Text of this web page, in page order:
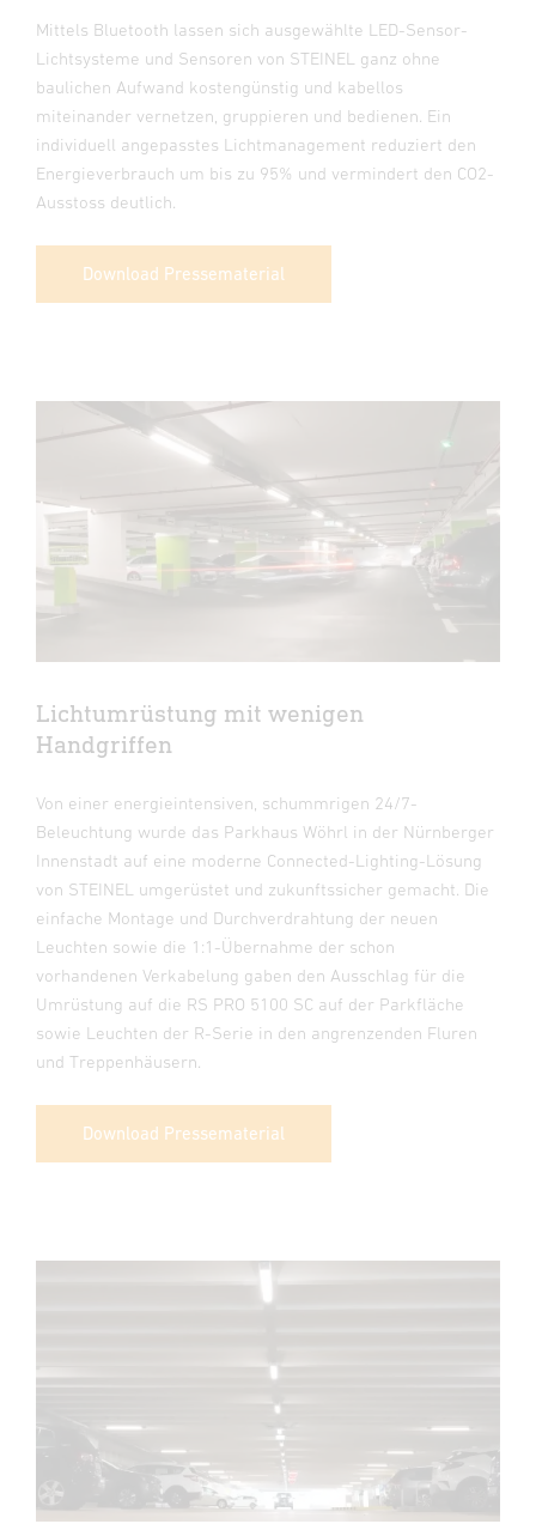
Mittels Bluetooth lassen sich ausgewählte LED-Sensor-
Lichtsysteme und Sensoren von STEINEL ganz ohne
baulichen Aufwand kostengünstig und kabellos
miteinander vernetzen, gruppieren und bedienen. Ein
individuell angepasstes Lichtmanagement reduziert den
Energieverbrauch um bis zu 95% und vermindert den CO2-
Ausstoss deutlich.
Download Pressematerial
Lichtumrüstung mit wenigen
Handgriffen
Von einer energieintensiven, schummrigen 24/7-
Beleuchtung wurde das Parkhaus Wöhrl in der Nürnberger
Innenstadt auf eine moderne Connected-Lighting-Lösung
von STEINEL umgerüstet und zukunftssicher gemacht. Die
einfache Montage und Durchverdrahtung der neuen
Leuchten sowie die 1:1-Übernahme der schon
vorhandenen Verkabelung gaben den Ausschlag für die
Umrüstung auf die RS PRO 5100 SC auf der Parkfläche
sowie Leuchten der R-Serie in den angrenzenden Fluren
und Treppenhäusern.
Download Pressematerial